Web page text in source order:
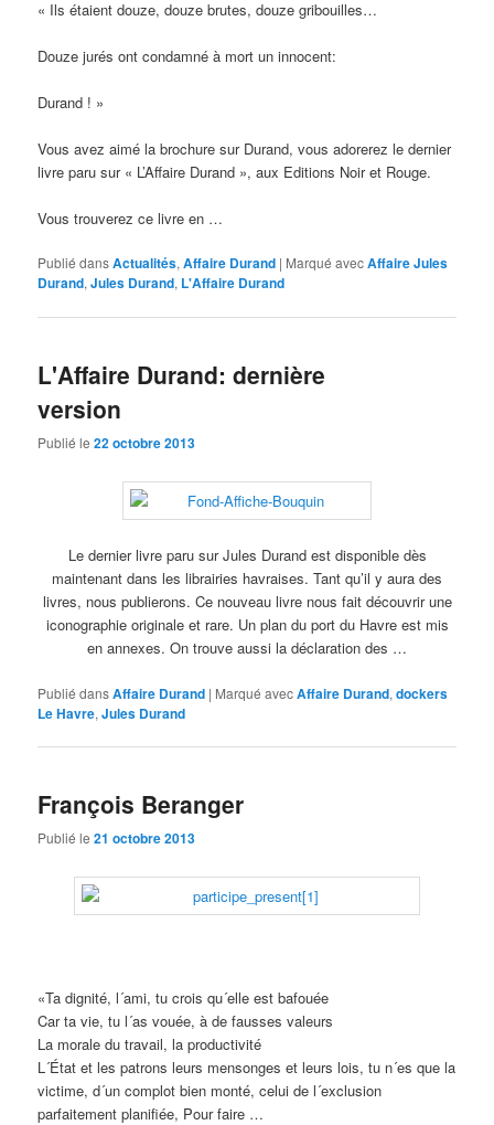
« Ils étaient douze, douze brutes, douze gribouilles…
Douze jurés ont condamné à mort un innocent:
Durand ! »
Vous avez aimé la brochure sur Durand, vous adorerez le dernier
livre paru sur « L’Affaire Durand », aux Editions Noir et Rouge.
Vous trouverez ce livre en …
Publié dansActualités,Affaire Durand | Marqué avecAffaire Jules
Durand,Jules Durand, L'Affaire Durand
L'Affaire Durand: dernière
version
Publié le22 octobre 2013
Le dernier livre paru sur Jules Durand est disponible dès
maintenant dans les librairies havraises. Tant qu’il y aura des
livres, nous publierons. Ce nouveau livre nous fait découvrir une
iconographie originale et rare. Un plan du port du Havre est mis
en annexes. On trouve aussi la déclaration des …
Publié dansAffaire Durand | Marqué avecAffaire Durand,dockers
Le Havre,Jules Durand
François Beranger
Publié le21 octobre 2013
«Ta dignité, l´ami, tu crois qu´elle est bafouée
Car ta vie, tu l´as vouée, à de fausses valeurs
La morale du travail, la productivité
L´État et les patrons leurs mensonges et leurs lois, tu n´es que la
victime, d´un complot bien monté, celui de l´exclusion
parfaitement planifiée, Pour faire …